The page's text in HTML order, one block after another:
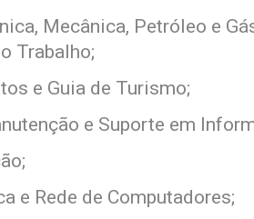
Mecânica, Petróleo e
Trabalho;
e Guia de Turismo;
e Suporte em
e Rede de Computadores;